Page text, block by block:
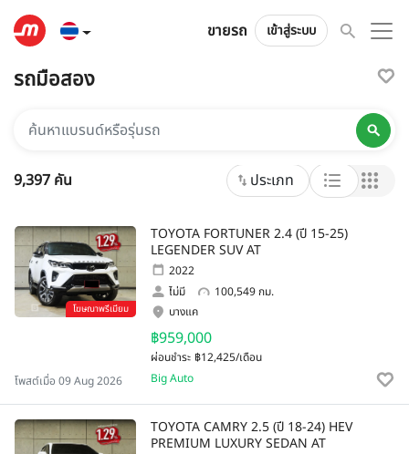
ขายรถ เข้าสู่ระบบ
รถมือสอง
ยี่ห้อและประเภท
9,397 คัน ประเภท
โฆษณาพรีเมียม
TOYOTA FORTUNER 2.4 (ปี 15-25)
LEGENDER SUV AT
2022
ไม่มี
100,549 กม.
฿959,000
ผ่อนชำระ ฿12,425/เดือน
บางแค
โพสต์เมื่อ 09 Aug 2026 Big Auto
TOYOTA CAMRY 2.5 (ปี 18-24) HEV
PREMIUM LUXURY SEDAN AT